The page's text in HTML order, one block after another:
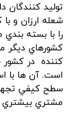
توليد کنندگان
شعله ارزان و
را با بسته
کشورهاي ديگر
کننده در
است. آن ها با
سطح کيفي
مشتري